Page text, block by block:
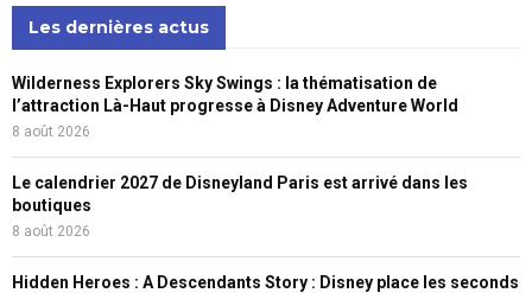
Les dernières actus
Wilderness Explorers Sky Swings : la thématisation de
l’attraction Là-Haut progresse à Disney Adventure World
8 août 2026
Le calendrier 2027 de Disneyland Paris est arrivé dans les
boutiques
8 août 2026
Hidden Heroes : A Descendants Story : Disney place les seconds